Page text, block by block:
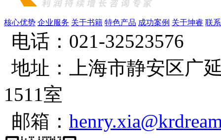
核心优势 企业服务 关于书籍 特色产品 成功案例 关于坤睿 联
电话：021-32523576
地址：上海市静安区广
1511室
邮箱：